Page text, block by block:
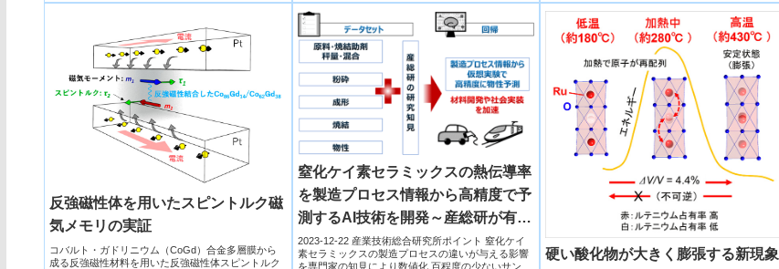
チューブ光電極の局所反応を可視化。ＴｉＯ２ナノ
チューブ光電極における電荷分離機構が直交型であ
ることを実験的に初めて証明。
反強磁性体を用いたスピントルク磁
気メモリの実証
コバルト・ガドリニウム（CoGd）合金多層膜から
成る反強磁性材料を用いた反強磁性体スピントルク
窒化ケイ素セラミックスの熱伝導率
を製造プロセス情報から高精度で予
測するAI技術を開発～産総研が有す
る長年の研究知見をAIに組み込むこ
とで材料開発を加速～
2023-12-22 産業技術総合研究所ポイント 窒化ケイ
素セラミックスの製造プロセスの違いが与える影響
を専門家の知見により数値化 百程度の少ないサンプ
硬い酸化物が大きく膨張する新現象